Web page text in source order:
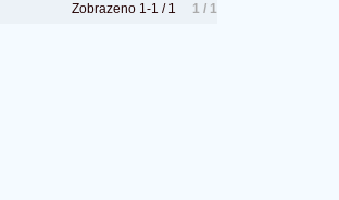
Zobrazeno 1-1 / 1 1 / 1